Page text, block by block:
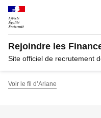
Panneau de gestion des
Rejoindre les
Site officiel de recrutement
Voir le fil d’Ariane